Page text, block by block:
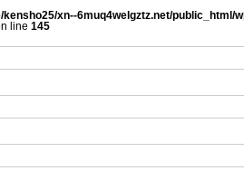
kensho25/xn--6muq4welgztz.net/public_html/
line 145